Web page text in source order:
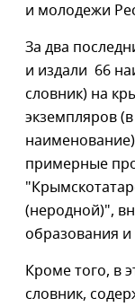
и молодежи
За два
и издали 66
словник) на
экземпляров
примерные
(неродной)",
образования
Кроме того, в
словник,